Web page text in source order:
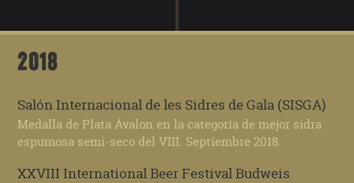
2018
Salón Internacional de les Sidres de Gala (SISGA)
Medalla de Plata Ávalon en la categoría de mejor sidra
espumosa semi-seco del VIII. Septiembre 2018.
XXVIII International Beer Festival Budweis